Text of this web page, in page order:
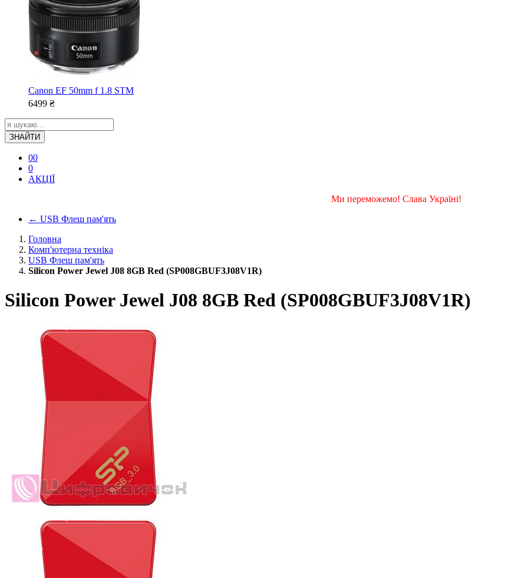
Canon EF 50mm f 1.8 STM
6499 ₴
ЗНАЙТИ
00
0
АКЦІЇ
Ми переможемо! Слава Україні!
← USB Флеш пам'ять
Головна
Комп'ютерна техніка
USB Флеш пам'ять
Silicon Power Jewel J08 8GB Red (SP008GBUF3J08V1R)
Silicon Power Jewel J08 8GB Red (SP008GBUF3J08V1R)